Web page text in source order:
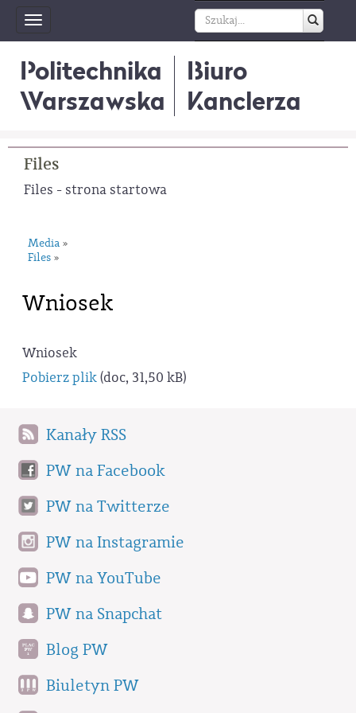
Toggle
navigation
Politechnika
Warszawska
Biuro
Kanclerza
Files
Files - strona startowa
Media »
Files »
Wniosek
Wniosek
Pobierz plik(doc, 31,50 kB)
Kanały RSS
PW na Facebook
PW na Twitterze
PW na Instagramie
PW na YouTube
PW na Snapchat
Blog PW
Biuletyn PW